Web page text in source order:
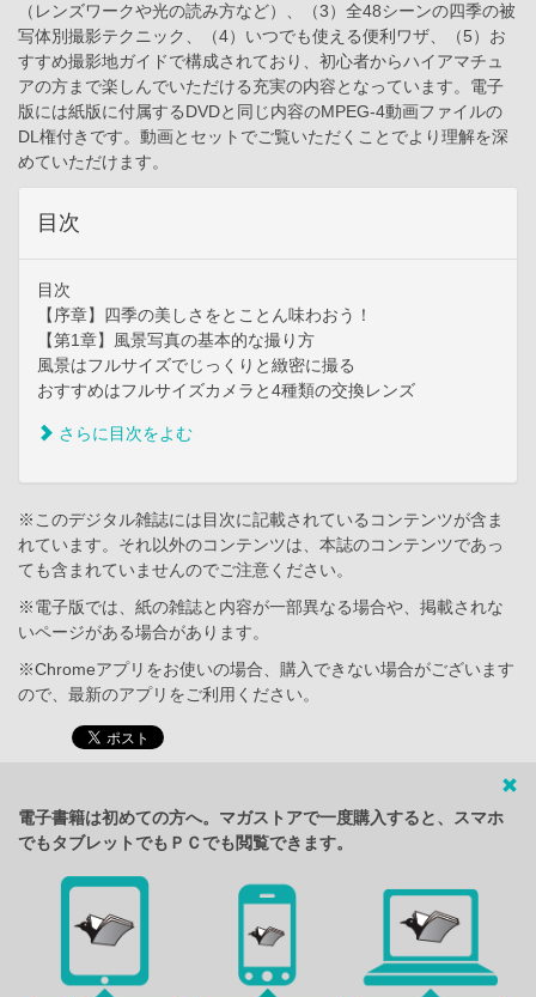
（レンズワークや光の読み方など）、（3）全48シーンの四季の被
写体別撮影テクニック、（4）いつでも使える便利ワザ、（5）お
すすめ撮影地ガイドで構成されており、初心者からハイアマチュ
アの方まで楽しんでいただける充実の内容となっています。電子
版には紙版に付属するDVDと同じ内容のMPEG-4動画ファイルの
DL権付きです。動画とセットでご覧いただくことでより理解を深
めていただけます。
目次
目次
【序章】四季の美しさをとことん味わおう！
【第1章】風景写真の基本的な撮り方
風景はフルサイズでじっくりと緻密に撮る
おすすめはフルサイズカメラと4種類の交換レンズ
さらに目次をよむ
※このデジタル雑誌には目次に記載されているコンテンツが含ま
れています。それ以外のコンテンツは、本誌のコンテンツであっ
ても含まれていませんのでご注意ください。
※電子版では、紙の雑誌と内容が一部異なる場合や、掲載されな
いページがある場合があります。
※Chromeアプリをお使いの場合、購入できない場合がございます
ので、最新のアプリをご利用ください。
電子書籍は初めての方へ。マガストアで一度購入すると、スマホ
でもタブレットでもＰＣでも閲覧できます。